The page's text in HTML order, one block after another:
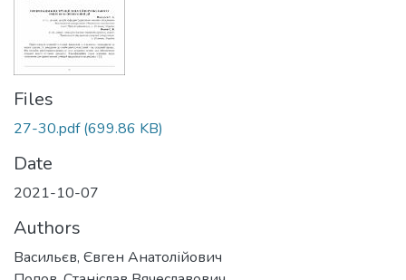
Files
27-30.pdf(699.86 KB)
Date
2021-10-07
Authors
Васильєв, Євген Анатолійович